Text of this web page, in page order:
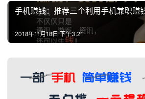
手机赚钱：推荐三个利用手机兼职赚
2018年11月18日 下午3:21